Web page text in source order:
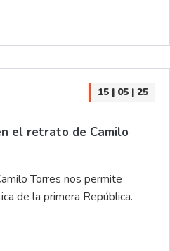
15 | 05 | 25
el retrato de Camilo
Torres nos permite
de la primera República.